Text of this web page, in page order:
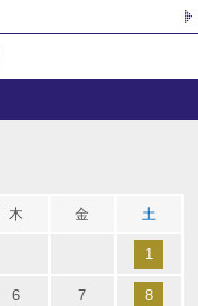
木 金 土
1
6 7 8